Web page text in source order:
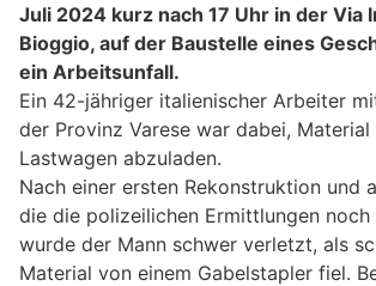
Juli 2024 kurz nach 17 Uhr in der Via
Bioggio, auf der Baustelle eines
ein Arbeitsunfall.
Ein 42-jähriger italienischer Arbeiter
der Provinz Varese war dabei, Material
Lastwagen abzuladen.
Nach einer ersten Rekonstruktion und
die die polizeilichen Ermittlungen noch
wurde der Mann schwer verletzt, als
Material von einem Gabelstapler fiel.